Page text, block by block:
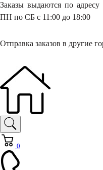
Заказы выдаются по
ПН по СБ с 11:00 до 18:00
Отправка заказов в другие
0